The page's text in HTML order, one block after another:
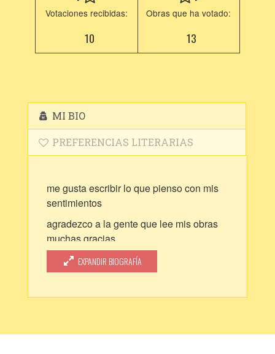
Votaciones recibidas:
10
Obras que ha votado:
13
MI BIO
PREFERENCIAS LITERARIAS
me gusta escribir lo que pienso con mis
sentimientos
agradezco a la gente que lee mis obras
muchas gracias
los quieroEXPANDIR BIOGRAFÍA